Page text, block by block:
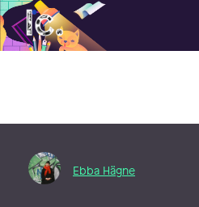
Illustratörcentrum
Ebba Hägne